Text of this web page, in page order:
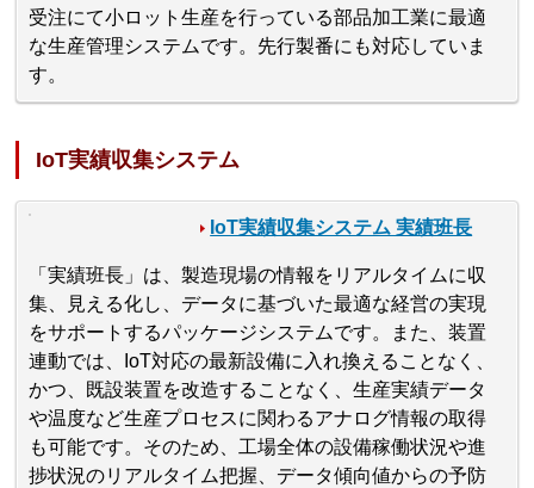
受注にて小ロット生産を行っている部品加工業に最適
な生産管理システムです。先行製番にも対応していま
す。
IoT実績収集システム
IoT実績収集システム 実績班長
「実績班長」は、製造現場の情報をリアルタイムに収
集、見える化し、データに基づいた最適な経営の実現
をサポートするパッケージシステムです。また、装置
連動では、IoT対応の最新設備に入れ換えることなく、
かつ、既設装置を改造することなく、生産実績データ
や温度など生産プロセスに関わるアナログ情報の取得
も可能です。そのため、工場全体の設備稼働状況や進
捗状況のリアルタイム把握、データ傾向値からの予防